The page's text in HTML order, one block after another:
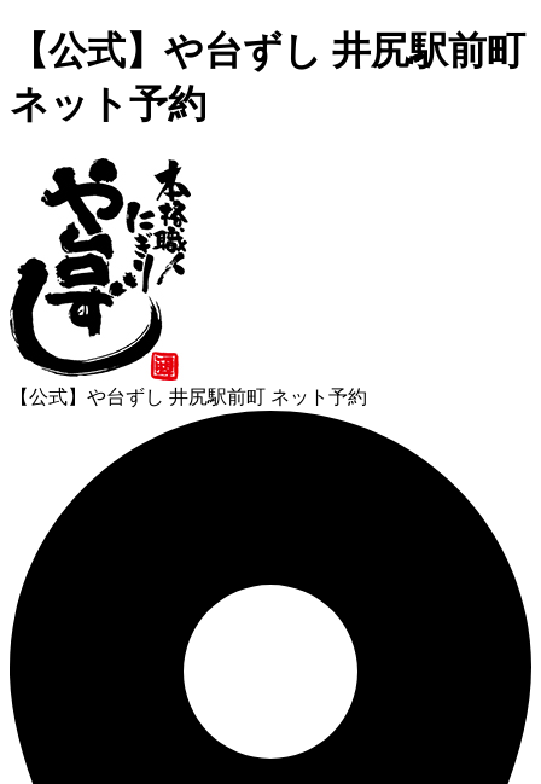
【公式】や台ずし 井尻駅前町
ネット予約
【公式】や台ずし 井尻駅前町 ネット予約